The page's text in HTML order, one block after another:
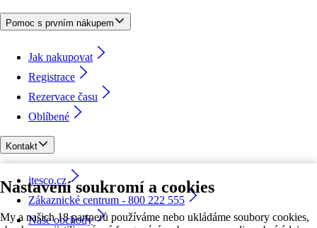
Nastavení soukromí a cookies
My a našich 18 partnerů používáme nebo ukládáme soubory cookies,
Pomoc s prvním nákupem
Jak nakupovat
Registrace
Rezervace času
Oblíbené
Kontakt
itesco.cz
Zákaznické centrum - 800 222 555
Naše obchody